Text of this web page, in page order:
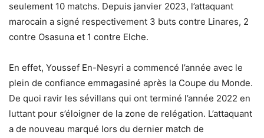
seulement 10 matchs. Depuis janvier 2023, l’attaquant
marocain a signé respectivement 3 buts contre Linares, 2
contre Osasuna et 1 contre Elche.
En effet, Youssef En-Nesyri a commencé l’année avec le
plein de confiance emmagasiné après la Coupe du Monde.
De quoi ravir les sévillans qui ont terminé l’année 2022 en
luttant pour s’éloigner de la zone de relégation. L’attaquant
a de nouveau marqué lors du dernier match de